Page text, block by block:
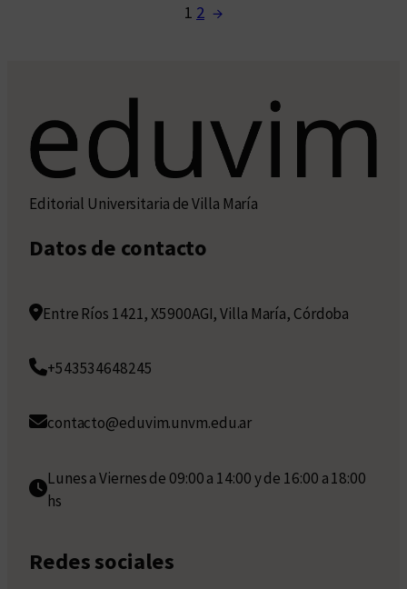
1 2 →
Editorial Universitaria de Villa María
Datos de contacto
Entre Ríos 1421, X5900AGI, Villa María, Córdoba
+543534648245
contacto@eduvim.unvm.edu.ar
Lunes a Viernes de 09:00 a 14:00 y de 16:00 a 18:00
hs
Redes sociales